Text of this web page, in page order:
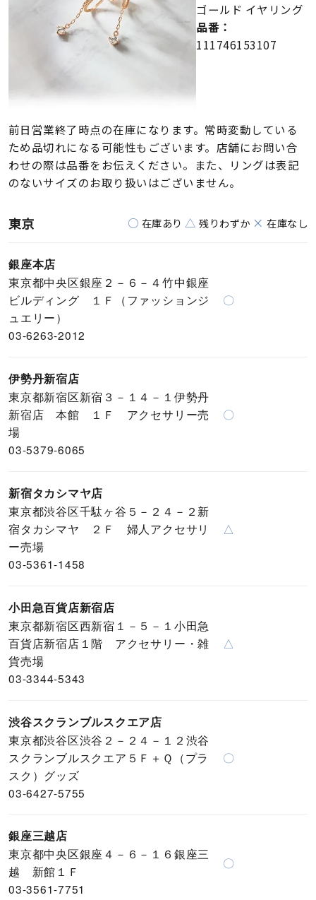
在庫ありのみ すべて表示
ゴールド イヤリング
品番：
111746153107
前日営業終了時点の在庫になります。常時変動している
ため品切れになる可能性もございます。店舗にお問い合
わせの際は品番をお伝えください。また、リングは表記
のないサイズのお取り扱いはございません。
○ 在庫あり △ 残りわずか × 在庫なし
東京
銀座本店
東京都中央区銀座２－６－４竹中銀座
ビルディング １Ｆ（ファッションジ
ュエリー）
03-6263-2012
〇
伊勢丹新宿店
東京都新宿区新宿３－１４－１伊勢丹
新宿店 本館 １Ｆ アクセサリー売
場
03-5379-6065
〇
新宿タカシマヤ店
東京都渋谷区千駄ヶ谷５－２４－２新
宿タカシマヤ ２Ｆ 婦人アクセサリ
ー売場
03-5361-1458
△
小田急百貨店新宿店
東京都新宿区西新宿１－５－１小田急
百貨店新宿店１階 アクセサリー・雑
貨売場
03-3344-5343
△
渋谷スクランブルスクエア店
東京都渋谷区渋谷２－２４－１２渋谷
スクランブルスクエア５Ｆ＋Ｑ（プラ
スク）グッズ
03-6427-5755
〇
銀座三越店
東京都中央区銀座４－６－１６銀座三
越 新館１Ｆ
03-3561-7751
〇